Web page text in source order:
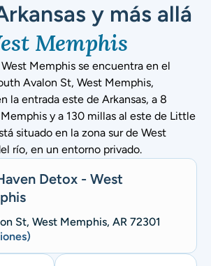
y más allá
Memphis
Memphis se encuentra en el
Avalon St, West Memphis,
la entrada este de Arkansas, a 8
y a 130 millas al este de Little
situado en la zona sur de West
río, en un entorno privado.
Detox - West
St, West Memphis, AR 72301